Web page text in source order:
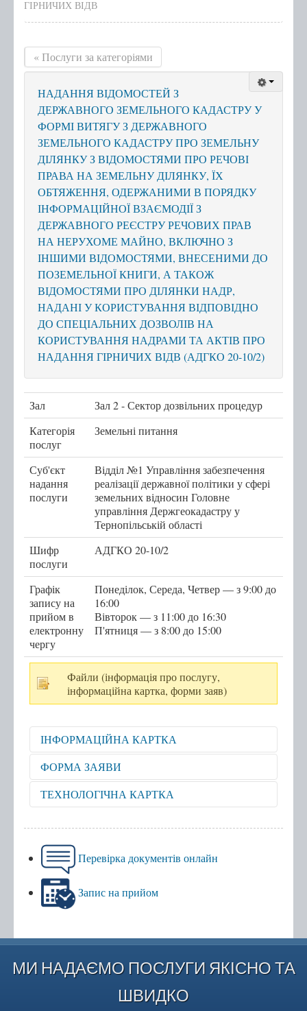
с. Іванківці
с. Кобзарівка
Послуги
Послуги передбачені для захисників та
захисниць
Тернопільська міська рада
Міністерство у справах ветеранів України
е-Ветеран
Послуги за категоріями
Послуги за суб'єктами надання
Перелік всіх послуг
Державні послуги онлайн
Запис на прийом
Черга
Мобільний адміністратор
Перелік категорій суб'єктів звернень
Перелік послуг
Центр надання адміністративних послуг
Центр рекрутингу української армії
ГІРНИЧИХ ВІДВ
« Послуги за категоріями
НАДАННЯ ВІДОМОСТЕЙ З
ДЕРЖАВНОГО ЗЕМЕЛЬНОГО КАДАСТРУ У
ФОРМІ ВИТЯГУ З ДЕРЖАВНОГО
ЗЕМЕЛЬНОГО КАДАСТРУ ПРО ЗЕМЕЛЬНУ
ДІЛЯНКУ З ВІДОМОСТЯМИ ПРО РЕЧОВІ
ПРАВА НА ЗЕМЕЛЬНУ ДІЛЯНКУ, ЇХ
ОБТЯЖЕННЯ, ОДЕРЖАНИМИ В ПОРЯДКУ
ІНФОРМАЦІЙНОЇ ВЗАЄМОДІЇ З
ДЕРЖАВНОГО РЕЄСТРУ РЕЧОВИХ ПРАВ
НА НЕРУХОМЕ МАЙНО, ВКЛЮЧНО З
ІНШИМИ ВІДОМОСТЯМИ, ВНЕСЕНИМИ ДО
ПОЗЕМЕЛЬНОЇ КНИГИ, А ТАКОЖ
ВІДОМОСТЯМИ ПРО ДІЛЯНКИ НАДР,
НАДАНІ У КОРИСТУВАННЯ ВІДПОВІДНО
ДО СПЕЦІАЛЬНИХ ДОЗВОЛІВ НА
КОРИСТУВАННЯ НАДРАМИ ТА АКТІВ ПРО
НАДАННЯ ГІРНИЧИХ ВІДВ (АДГКО 20-10/2)
Зал
Зал 2 - Сектор дозвільних процедур
Категорія
послуг
Земельні питання
Суб'єкт
надання
послуги
Відділ №1 Управління забезпечення
реалізації державної політики у сфері
земельних відносин Головне
управління Держгеокадастру у
Тернопільській області
Шифр
послуги
АДГКО 20-10/2
Графік
запису на
прийом в
електронну
чергу
Понеділок, Середа, Четвер — з 9:00 до
16:00
Вівторок — з 11:00 до 16:30
П'ятниця — з 8:00 до 15:00
Файли (інформація про послугу,
інформаційна картка, форми заяв)
ІНФОРМАЦІЙНА КАРТКА
Відкрити для перегляду
ФОРМА ЗАЯВИ
Відкрити для перегляду
ТЕХНОЛОГІЧНА КАРТКА
Перевірка документів онлайн
Запис на прийом
МИ НАДАЄМО ПОСЛУГИ ЯКІСНО ТА
ШВИДКО